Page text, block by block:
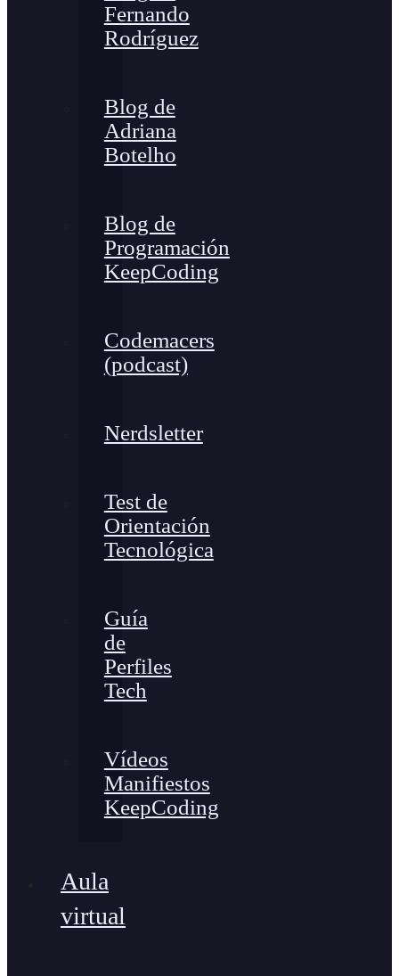
Fernando
Rodríguez
Blog de
Adriana
Botelho
Blog de
Programación
KeepCoding
Codemacers
(podcast)
Nerdsletter
Test de
Orientación
Tecnológica
Guía
de
Perfiles
Tech
Vídeos
Manifiestos
KeepCoding
Aula
virtual